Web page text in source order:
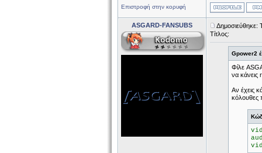
Επιστροφή στην κορυφή
ASGARD-FANSUBS
Δημοσιεύθηκε:
Τίτλος:
Gpower2
Φίλε
να κάνεις
Αν έχεις
κόλουθες